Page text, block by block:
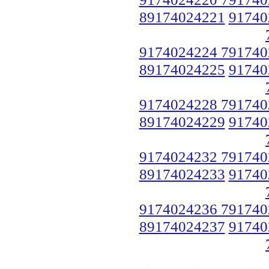
89174024221
9174024224
89174024225
9174024228
89174024229
9174024232
89174024233
9174024236
89174024237